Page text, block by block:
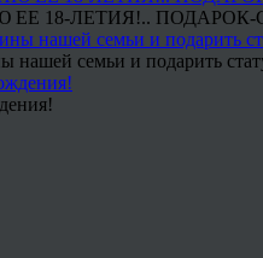
18-ЛЕТИЯ!..
нашей семьи и подарить